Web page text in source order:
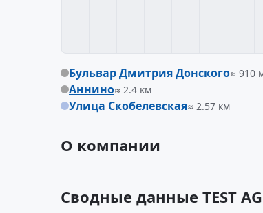
Бульвар Дмитрия Донского≈ 910
Аннино≈ 2.4 км
Улица Скобелевская≈ 2.57 км
О компании
Сводные данные TEST